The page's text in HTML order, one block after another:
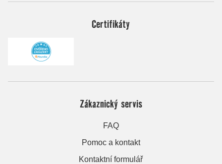
Certifikáty
Zákaznický servis
FAQ
Pomoc a kontakt
Kontaktní formulář